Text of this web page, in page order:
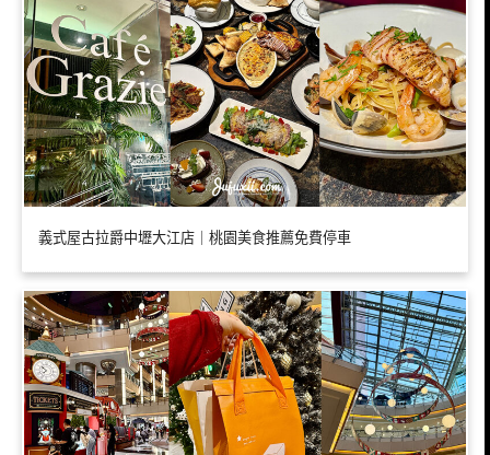
義式屋古拉爵中壢大江店｜桃園美食推薦免費停車